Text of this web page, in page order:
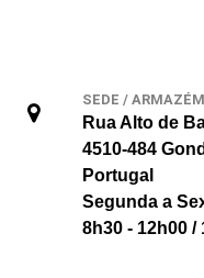
SEDE /
Rua Alto de
4510-484
Portugal
Segunda a
8h30 - 12h00 /